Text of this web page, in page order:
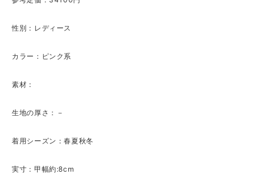
性別：レディース
カラー：ピンク系
素材：
生地の厚さ：－
着用シーズン：春夏秋冬
実寸：甲幅約:8cm